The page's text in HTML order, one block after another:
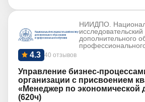
НИИДПО.
исследовательский
дополнительного
40 отзывов
4.3
Управление бизнес-
организации с присвоением
«Менеджер по экономической
(620ч)